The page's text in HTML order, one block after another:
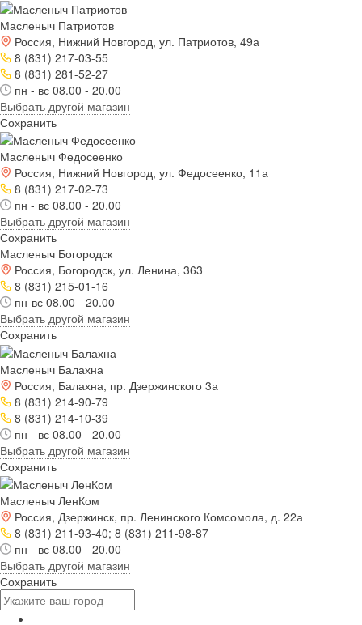
Масленыч Патриотов
Россия, Нижний Новгород, ул. Патриотов, 49а
8 (831) 217-03-55
8 (831) 281-52-27
пн - вс 08.00 - 20.00
Выбрать другой магазин
Сохранить
Масленыч Федосеенко
Россия, Нижний Новгород, ул. Федосеенко, 11а
8 (831) 217-02-73
пн - вс 08.00 - 20.00
Выбрать другой магазин
Сохранить
Масленыч Богородск
Россия, Богородск, ул. Ленина, 363
8 (831) 215-01-16
пн-вс 08.00 - 20.00
Выбрать другой магазин
Сохранить
Масленыч Балахна
Россия, Балахна, пр. Дзержинского 3а
8 (831) 214-90-79
8 (831) 214-10-39
пн - вс 08.00 - 20.00
Выбрать другой магазин
Сохранить
Масленыч ЛенКом
Россия, Дзержинск, пр. Ленинского Комсомола, д. 22а
8 (831) 211-93-40; 8 (831) 211-98-87
пн - вс 08.00 - 20.00
Выбрать другой магазин
Сохранить